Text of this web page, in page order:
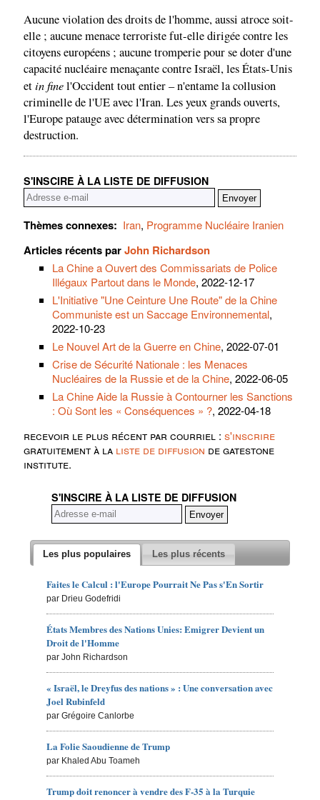
Aucune violation des droits de l'homme, aussi atroce soit-
elle ; aucune menace terroriste fut-elle dirigée contre les
citoyens européens ; aucune tromperie pour se doter d'une
capacité nucléaire menaçante contre Israël, les États-Unis
etin finel'Occident tout entier – n'entame la collusion
criminelle de l'UE avec l'Iran. Les yeux grands ouverts,
l'Europe patauge avec détermination vers sa propre
destruction.
S'INSCIRE À LA LISTE DE DIFFUSION
Thèmes connexes: Iran, Programme Nucléaire Iranien
Articles récents parJohn Richardson
La Chine a Ouvert des Commissariats de Police
Illégaux Partout dans le Monde, 2022-12-17
L'Initiative "Une Ceinture Une Route" de la Chine
Communiste est un Saccage Environnemental,
2022-10-23
Le Nouvel Art de la Guerre en Chine, 2022-07-01
Crise de Sécurité Nationale : les Menaces
Nucléaires de la Russie et de la Chine, 2022-06-05
La Chine Aide la Russie à Contourner les Sanctions
: Où Sont les « Conséquences » ?, 2022-04-18
recevoir le plus récent par courriel : s'inscrire
gratuitement à la liste de diffusion de gatestone
institute.
S'INSCIRE À LA LISTE DE DIFFUSION
Les plus populaires Les plus récents
Faites le Calcul : l'Europe Pourrait Ne Pas s'En Sortir
par Drieu Godefridi
États Membres des Nations Unies: Emigrer Devient un
Droit de l'Homme
par John Richardson
« Israël, le Dreyfus des nations » : Une conversation avec
Joel Rubinfeld
par Grégoire Canlorbe
La Folie Saoudienne de Trump
par Khaled Abu Toameh
Trump doit renoncer à vendre des F-35 à la Turquie